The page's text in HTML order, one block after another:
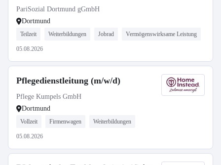
PariSozial Dortmund gGmbH
Dortmund
Teilzeit Weiterbildungen Jobrad Vermögenswirksame Leistung
05.08.2026
Pflegedienstleitung (m/w/d)
Pflege Kumpels GmbH
Dortmund
Vollzeit Firmenwagen Weiterbildungen
05.08.2026